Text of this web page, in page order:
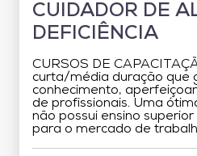
CUIDADOR DE
DEFICIÊNCIA
CURSOS DE
curta/média duração que
conhecimento,
de profissionais. Uma
não possui ensino
para o mercado de